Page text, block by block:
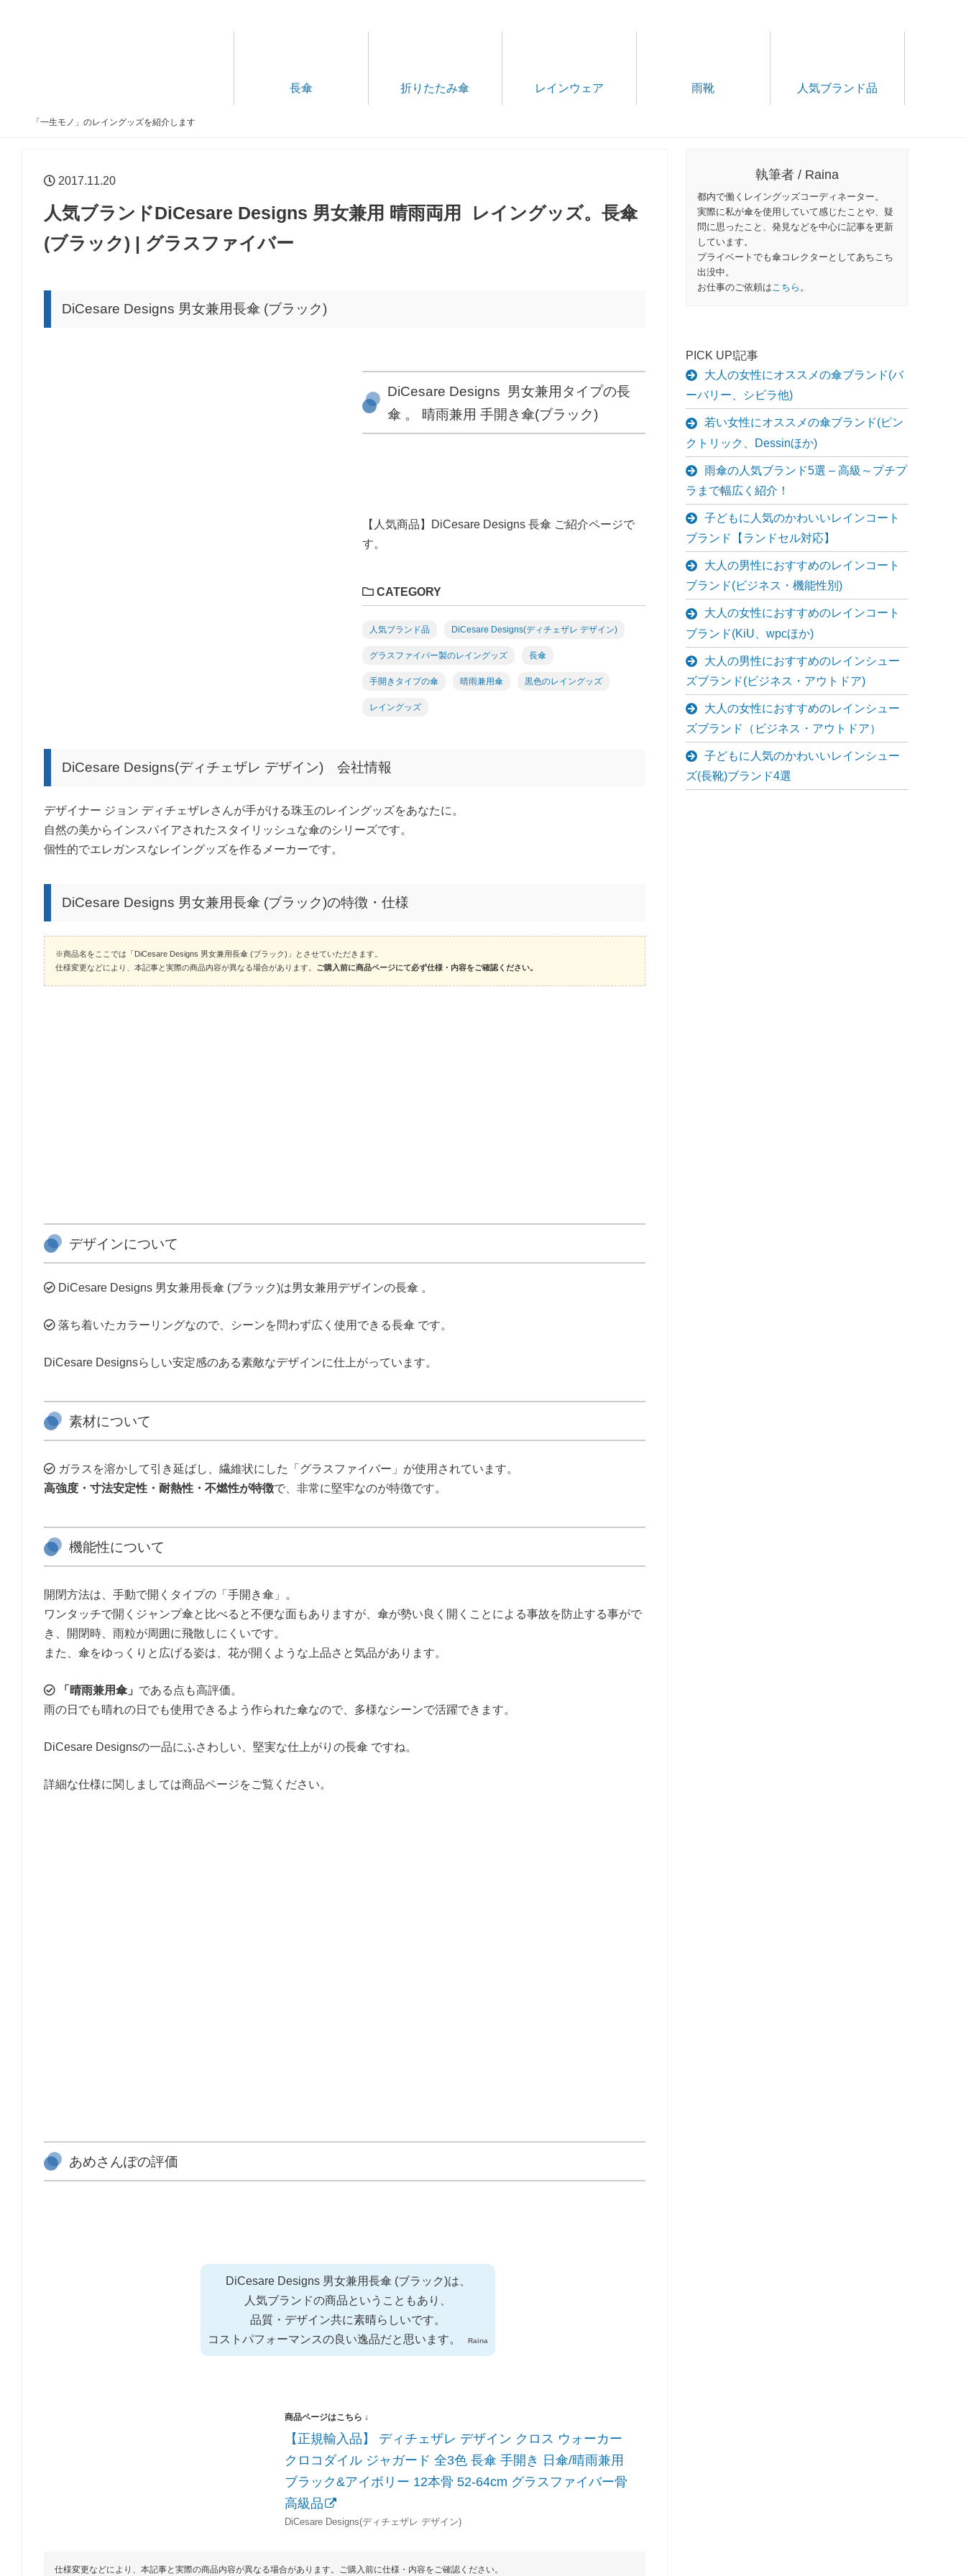
「一生モノ」のレイングッズを紹介します
長傘 折りたたみ傘 レインウェア 雨靴 人気ブランド品
2017.11.20
人気ブランドDiCesare Designs 男女兼用 晴雨両用 レイングッズ。長傘
(ブラック) | グラスファイバー
DiCesare Designs 男女兼用長傘 (ブラック)
DiCesare Designs 男女兼用タイプの長
傘 。 晴雨兼用 手開き傘(ブラック)
【人気商品】DiCesare Designs 長傘 ご紹介ページで
す。
CATEGORY
人気ブランド品 DiCesare Designs(ディチェザレ デザイン)
グラスファイバー製のレイングッズ 長傘
手開きタイプの傘 晴雨兼用傘 黒色のレイングッズ
レイングッズ
DiCesare Designs(ディチェザレ デザイン) 会社情報
デザイナー ジョン ディチェザレさんが手がける珠玉のレイングッズをあなたに。
自然の美からインスパイアされたスタイリッシュな傘のシリーズです。
個性的でエレガンスなレイングッズを作るメーカーです。
DiCesare Designs 男女兼用長傘 (ブラック)の特徴・仕様
※商品名をここでは「DiCesare Designs 男女兼用長傘 (ブラック)」とさせていただきます。
仕様変更などにより、本記事と実際の商品内容が異なる場合があります。 ご購入前に商品ページにて必ず仕様・内容をご確認ください。
デザインについて
DiCesare Designs 男女兼用長傘 (ブラック)は男女兼用デザインの長傘 。
落ち着いたカラーリングなので、シーンを問わず広く使用できる長傘 です。
DiCesare Designsらしい安定感のある素敵なデザインに仕上がっています。
素材について
ガラスを溶かして引き延ばし、繊維状にした「グラスファイバー」が使用されています。
高強度・寸法安定性・耐熱性・不燃性が特徴で、非常に堅牢なのが特徴です。
機能性について
開閉方法は、手動で開くタイプの「手開き傘」。
ワンタッチで開くジャンプ傘と比べると不便な面もありますが、傘が勢い良く開くことによる事故を防止する事がで
き、開閉時、雨粒が周囲に飛散しにくいです。
また、傘をゆっくりと広げる姿は、花が開くような上品さと気品があります。
「晴雨兼用傘」 である点も高評価。
雨の日でも晴れの日でも使用できるよう作られた傘なので、多様なシーンで活躍できます。
DiCesare Designsの一品にふさわしい、堅実な仕上がりの長傘 ですね。
詳細な仕様に関しましては商品ページをご覧ください。
あめさんぽの評価
DiCesare Designs 男女兼用長傘 (ブラック)は、
人気ブランドの商品ということもあり、
品質・デザイン共に素晴らしいです。
コストパフォーマンスの良い逸品だと思います。
Raina
【正規輸入品】 ディチェザレ デザイン クロス ウォーカー
クロコダイル ジャガード 全3色 長傘 手開き 日傘/晴雨兼用
ブラック&アイボリー 12本骨 52-64cm グラスファイバー骨
高級品
DiCesare Designs(ディチェザレ デザイン)
仕様変更などにより、本記事と実際の商品内容が異なる場合があります。ご購入前に仕様・内容をご確認ください。
執筆者 / Raina
都内で働くレイングッズコーディネーター。
実際に私が傘を使用していて感じたことや、疑
問に思ったこと、発見などを中心に記事を更新
しています。
プライベートでも傘コレクターとしてあちこち
出没中。
お仕事のご依頼はこちら 。
PICK UP!記事
大人の女性にオススメの傘ブランド(バ
ーバリー、シビラ他)
若い女性にオススメの傘ブランド(ピン
クトリック、Dessinほか)
雨傘の人気ブランド5選 – 高級～プチプ
ラまで幅広く紹介！
子どもに人気のかわいいレインコート
ブランド【ランドセル対応】
大人の男性におすすめのレインコート
ブランド(ビジネス・機能性別)
大人の女性におすすめのレインコート
ブランド(KiU、wpcほか)
大人の男性におすすめのレインシュー
ズブランド(ビジネス・アウトドア)
大人の女性におすすめのレインシュー
ズブランド（ビジネス・アウトドア）
子どもに人気のかわいいレインシュー
ズ(長靴)ブランド4選